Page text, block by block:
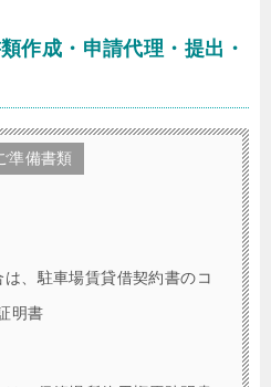
作成・申請代理・提出・
準備書類
、駐車場賃貸借契約書のコ
明書